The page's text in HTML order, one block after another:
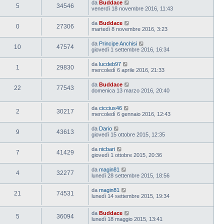
5 34546 da Buddace
venerdì 18 novembre 2016, 11:43
0 27306 da Buddace
martedì 8 novembre 2016, 3:23
10 47574 da Principe Anchisi
giovedì 1 settembre 2016, 16:34
1 29830 da lucdeb97
mercoledì 6 aprile 2016, 21:33
22 77543 da Buddace
domenica 13 marzo 2016, 20:40
2 30217 da ciccius46
mercoledì 6 gennaio 2016, 12:43
9 43613 da Dario
giovedì 15 ottobre 2015, 12:35
7 41429 da nicbari
giovedì 1 ottobre 2015, 20:36
4 32277 da magin81
lunedì 28 settembre 2015, 18:56
21 74531 da magin81
lunedì 14 settembre 2015, 19:34
5 36094 da Buddace
lunedì 18 maggio 2015, 13:41